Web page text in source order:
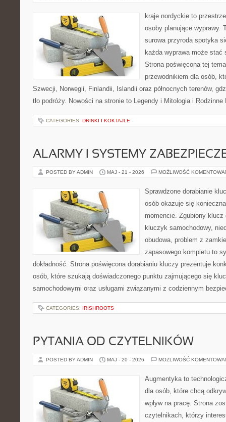
kraje nordyckie to
osoby planujące wyprawy.
surowa przyroda spotyka
każda wyprawa może stać
Strona poświęcona tej
przewodnikiem dla osób,
Szwecji, Norwegii, Finlandii, Islandii oraz północnych terenów,
tło podróży. Nowości na stronie to Legendy i Mitologia i
CATEGORIES: DRINKI I KOKTAJLE
ALARMY I SYSTEMY
POSTED BY ADMIN MAJ - 21 - 2026 MOŻLIWOŚĆ
Sprawdzone dorabianie
osób okazuje się
momencie. Zgubiony
kluczyk samochodowy,
obudowa, problem z
zapasowego kompletu to
dokładność. Strona poświęcona dorabianiu kluczy prezentuje
osób, które szukają doświadczonego punktu zajmującego się
samochodowymi oraz usługami związanymi z codziennym
CATEGORIES: IRISHROOTS
PYTANIA OD CZYTELNIKÓW
POSTED BY ADMIN MAJ - 20 - 2026 MOŻLIWOŚĆ
Augmentyka to
dla osób, które chcą
wpływ na pracę. Strona
czytelnikach, którzy